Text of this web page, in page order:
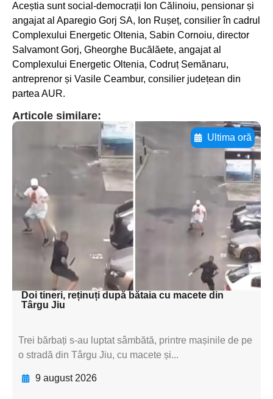
Aceștia sunt social-democrații Ion Călinoiu, pensionar și
angajat al Aparegio Gorj SA, Ion Rușeț, consilier în cadrul
Complexului Energetic Oltenia, Sabin Cornoiu, director
Salvamont Gorj, Gheorghe Bucălăete, angajat al
Complexului Energetic Oltenia, Codruț Semănaru,
antreprenor și Vasile Ceambur, consilier județean din
partea AUR.
Articole similare:
Ultima oră
Adaugă aici textul pentru
subtitluAdaugă aici
textul pentru
subtitluAdaugă aici
textul pentru
subtitluAdaugă aici
textul pentru subti
Doi tineri, reținuți după bătaia cu macete din
Târgu Jiu
Trei bărbați s-au luptat sâmbătă, printre mașinile de pe
o stradă din Târgu Jiu, cu macete și...
9 august 2026